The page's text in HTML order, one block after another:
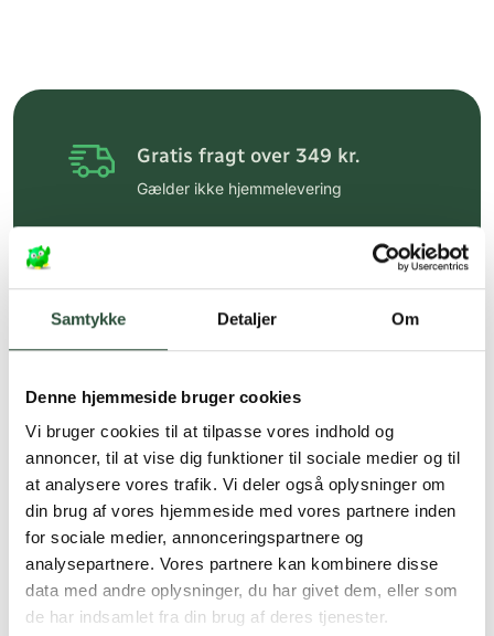
Samtykke Detaljer Om
Denne hjemmeside bruger cookies
Vi bruger cookies til at tilpasse vores indhold og
annoncer, til at vise dig funktioner til sociale medier og til
at analysere vores trafik. Vi deler også oplysninger om
din brug af vores hjemmeside med vores partnere inden
for sociale medier, annonceringspartnere og
analysepartnere. Vores partnere kan kombinere disse
data med andre oplysninger, du har givet dem, eller som
de har indsamlet fra din brug af deres tjenester.
Gratis fragt over 349 kr.
Gælder ikke hjemmelevering
Hurtig levering (30 min. i Kbh)
Faste lave priser*
*Gælder ikke ernæringsprodukter.
Stort udvalg af kendte
produkter
Vi tilbyder et stort udvalg af kendte
cremer, vitaminer og andre spændende
produkter – altid til fast lav pris.